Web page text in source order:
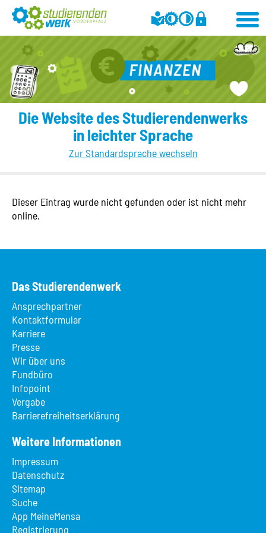
Die Website des Studierendenwerks
in leichter Sprache
Zur Standardsprache wechseln
Dieser Eintrag wurde nicht gefunden oder ist nicht mehr
online.
Das Studierendenwerk
Ansprechpartner
Kontaktformular
Karriere
Presse
Wir über uns
Fundbüro
Infopoint
Vergabe
Barrierefreiheitserklärung
Weitere Informationen
Impressum
Datenschutz
Sitemap
Suche
App MeineMensa
Registrierung